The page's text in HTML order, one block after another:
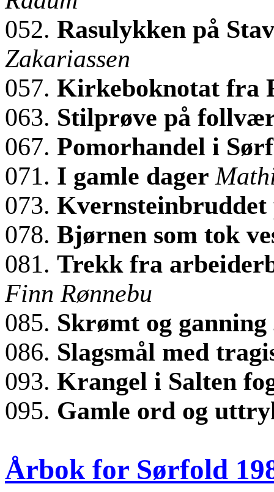
052. Rasulykken på
Zakariassen
057. Kirkeboknotat fra
063. Stilprøve på
067. Pomorhandel i
071. I gamle dager
073.
078. Bjørnen som tok
081. Trekk fra
Finn Rønnebu
085. Skrømt og ganning
086. Slagsmål med
093. Krangel i Salten
095. Gamle ord og
Årbok for Sørfold